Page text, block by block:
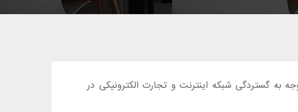
به گستردگی شبکه اینترنت و تجارت الکترونیکی در